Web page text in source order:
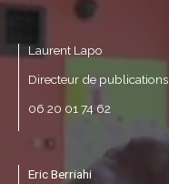
Laurent Lapo
Directeur de publications
06 20 01 74 62
Eric Berriahi